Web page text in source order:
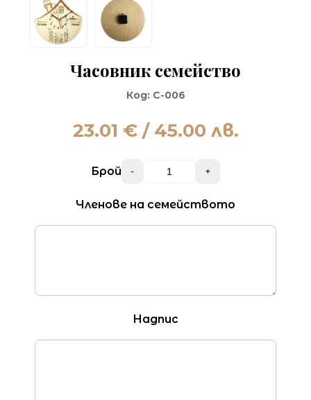
Часовник семейство
Код: C-006
23.01 € / 45.00 лв.
Брой - +
Членове на семейството
Надпис